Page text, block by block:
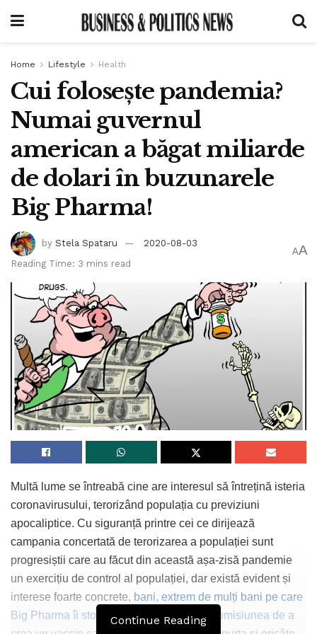
Home Lifestyle Health
Cui folosește pandemia?
Numai guvernul
american a băgat miliarde
de dolari în buzunarele
Big Pharma!
by Stela Spataru
2020-08-03
Reading Time: 3 mins read
AA
Multă lume se întreabă cine are interesul să întrețină isteria
coronavirusului, terorizând populația cu previziuni
apocaliptice. Cu siguranță printre cei ce dirijează
campania concertată de terorizarea a populației sunt
progresiștii care au făcut din această așa-zisă pandemie
un exercițiu de control al populației, dar există evident și
interese foarte concrete, bani, extrem de mulți bani pe care
Big Pharma îi stoarce de la guverne cu promisiunea de a
Continue Reading